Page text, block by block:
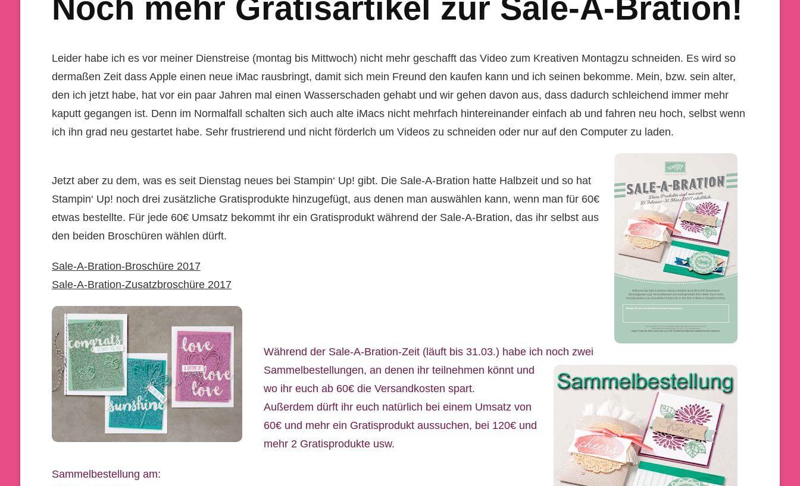
Noch mehr Gratisartikel zur Sale-A-Bration!
Leider habe ich es vor meiner Dienstreise (montag bis Mittwoch) nicht mehr geschafft das Video zum Kreativen Montagzu schneiden. Es wird so
dermaßen Zeit dass Apple einen neue iMac rausbringt, damit sich mein Freund den kaufen kann und ich seinen bekomme. Mein, bzw. sein alter,
den ich jetzt habe, hat vor ein paar Jahren mal einen Wasserschaden gehabt und wir gehen davon aus, dass dadurch schleichend immer mehr
kaputt gegangen ist. Denn im Normalfall schalten sich auch alte iMacs nicht mehrfach hintereinander einfach ab und fahren neu hoch, selbst wenn
ich ihn grad neu gestartet habe. Sehr frustrierend und nicht förderlch um Videos zu schneiden oder nur auf den Computer zu laden.
Jetzt aber zu dem, was es seit Dienstag neues bei Stampin‘ Up! gibt. Die Sale-A-Bration hatte Halbzeit und so hat
Stampin‘ Up! noch drei zusätzliche Gratisprodukte hinzugefügt, aus denen man auswählen kann, wenn man für 60€
etwas bestellte. Für jede 60€ Umsatz bekommt ihr ein Gratisprodukt während der Sale-A-Bration, das ihr selbst aus
den beiden Broschüren wählen dürft.
Sale-A-Bration-Broschüre 2017
Sale-A-Bration-Zusatzbroschüre 2017
Während der Sale-A-Bration-Zeit (läuft bis 31.03.) habe ich noch zwei
Sammelbestellungen, an denen ihr teilnehmen könnt und
wo ihr euch ab 60€ die Versandkosten spart.
Außerdem dürft ihr euch natürlich bei einem Umsatz von
60€ und mehr ein Gratisprodukt aussuchen, bei 120€ und
mehr 2 Gratisprodukte usw.
Sammelbestellung am: